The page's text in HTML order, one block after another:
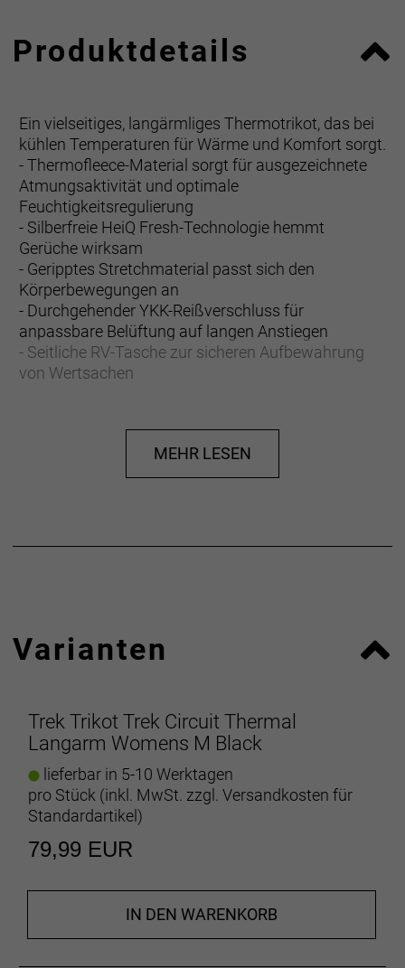
Produktdetails
Ein vielseitiges, langärmliges Thermotrikot, das bei
kühlen Temperaturen für Wärme und Komfort sorgt.
- Thermofleece-Material sorgt für ausgezeichnete
Atmungsaktivität und optimale
Feuchtigkeitsregulierung
- Silberfreie HeiQ Fresh-Technologie hemmt
Gerüche wirksam
- Geripptes Stretchmaterial passt sich den
Körperbewegungen an
- Durchgehender YKK-Reißverschluss für
anpassbare Belüftung auf langen Anstiegen
- Seitliche RV-Tasche zur sicheren Aufbewahrung
von Wertsachen
- Die eng anliegende Fitted-Passform erhöht die
Aerodynamik für eine bessere Performance
Atmungsaktive Wärme
Das Thermofleece-Material sorgt für hervorragende
Silberfreie HeiQ Fresh-Technologie zur
Geruchshemmung
Die silberfreie HeiQ Fresh-Technologie mit mineral-
oder biobasierten organischen Verbindungen
unterdrückt Gerüche hocheffektiv und nachhaltig.
Der durchgehende YKK-Reißverschluss ermöglicht
die Anpassung der Belüftung auf langen Anstiegen.
MEHR LESEN
Varianten
Trek Trikot Trek Circuit Thermal
Langarm Womens M Black
lieferbar in 5-10 Werktagen
pro Stück (inkl. MwSt. zzgl. Versandkosten für
Standardartikel)
79,99 EUR
IN DEN WARENKORB